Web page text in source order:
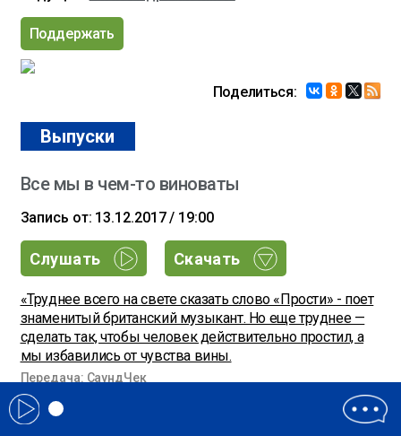
Поддержать
Поделиться:
Выпуски
Все мы в чем-то виноваты
Запись от: 13.12.2017 / 19:00
Слушать Скачать
«Труднее всего на свете сказать слово «Прости» - поет
знаменитый британский музыкант. Но еще труднее —
сделать так, чтобы человек действительно простил, а
мы избавились от чувства вины.
Передача: СаундЧек
Ведущие: Александр Анисимов